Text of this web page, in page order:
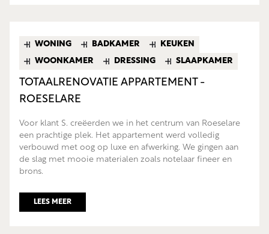
WONING BADKAMER
KEUKEN
WOONKAMER
DRESSING SLAAPKAMER
TOTAALRENOVATIE APPARTEMENT -
ROESELARE
Voor klant S. creëerden we in het centrum van Roeselare
een prachtige plek. Het appartement werd volledig
verbouwd met oog op luxe en afwerking. We gingen aan
de slag met mooie materialen zoals notelaar fineer en
brons.
LEES MEER